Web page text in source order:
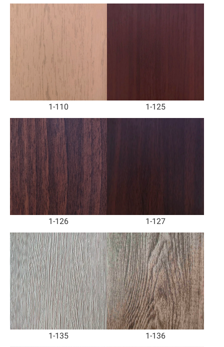
1-110 1-125
1-126 1-127
1-135 1-136